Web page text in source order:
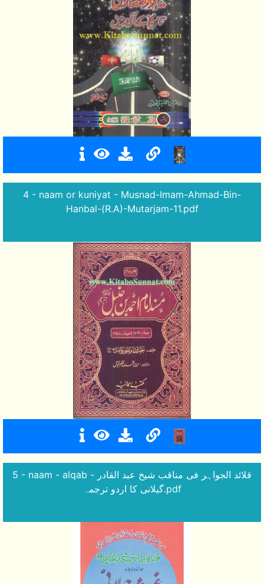
4 - naam or kuniyat - Musnad-Imam-Ahmad-Bin-
Hanbal-(R.A)-Mutarjam-11.pdf
5 - naam - alqab - قلائد الجواہر فی مناقب شیخ عبد القادر
گیلانی کا اردو ترجمہ.pdf